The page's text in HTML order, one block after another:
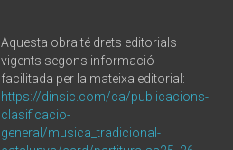
Aquesta obra té drets editorials
vigents segons informació
facilitada per la mateixa editorial:
https://dinsic.com/ca/publicacions-
clasificacio-
general/musica_tradicional-